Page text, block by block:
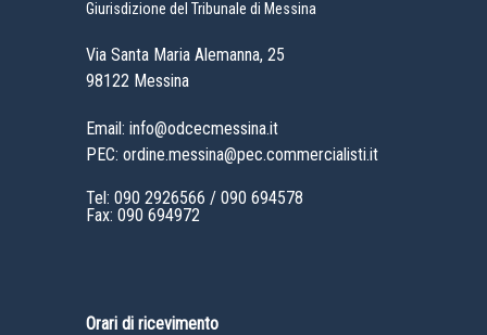
Giurisdizione del Tribunale di Messina
Via Santa Maria Alemanna, 25
98122 Messina
Email: info@odcecmessina.it
PEC: ordine.messina@pec.commercialisti.it
Tel: 090 2926566 / 090 694578
Fax: 090 694972
Orari di ricevimento